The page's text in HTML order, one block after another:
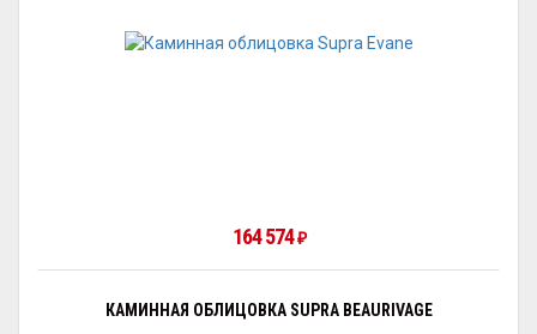
164 574 ₽
КАМИННАЯ ОБЛИЦОВКА SUPRA BEAURIVAGE